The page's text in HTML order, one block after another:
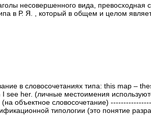
несовершенного вида, превосходная
в Р. Я. , который в общем и целом
в словосочетаниях типа: this map –
I see her. (личные местоимения
(на объектное словосочетание)
типологии (это понятие